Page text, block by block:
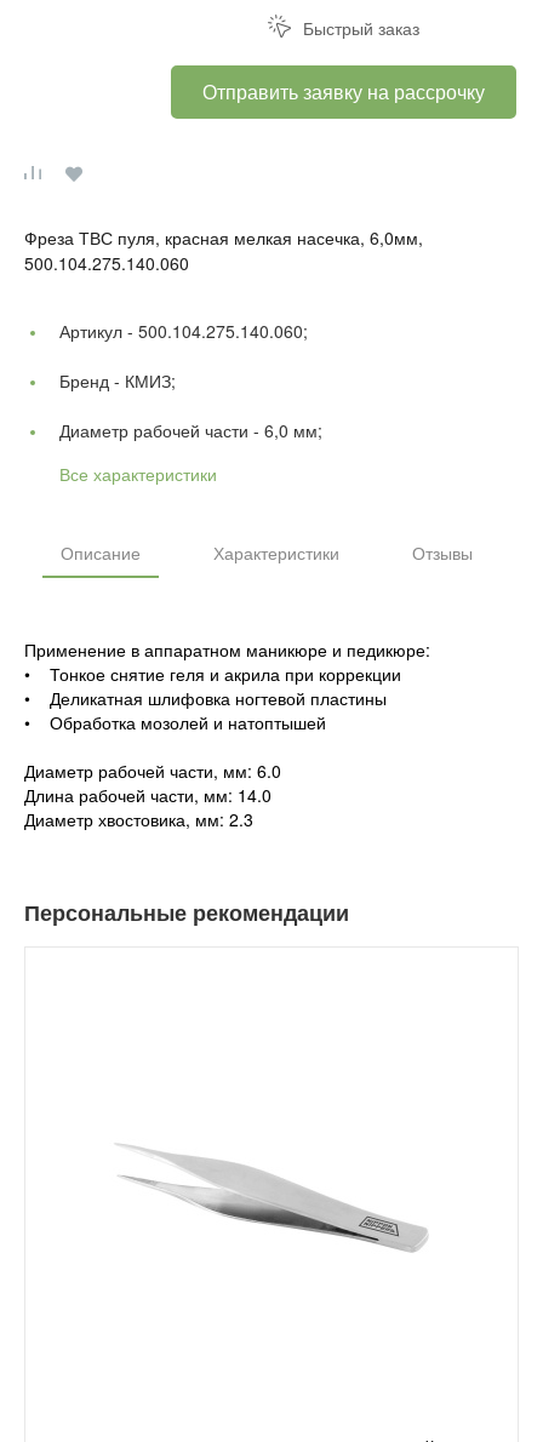
Быстрый заказ
Отправить заявку на рассрочку
Фреза ТВС пуля, красная мелкая насечка, 6,0мм,
500.104.275.140.060
Артикул - 500.104.275.140.060;
Бренд - КМИЗ;
Диаметр рабочей части - 6,0 мм;
Все характеристики
Описание Характеристики Отзывы
Применение в аппаратном маникюре и педикюре:
• Тонкое снятие геля и акрила при коррекции
• Деликатная шлифовка ногтевой пластины
• Обработка мозолей и натоптышей
Диаметр рабочей части, мм: 6.0
Длина рабочей части, мм: 14.0
Диаметр хвостовика, мм: 2.3
Персональные рекомендации